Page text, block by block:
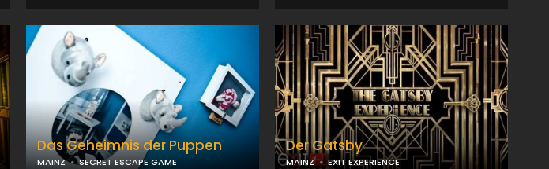
Das Geheimnis der Puppen
MAINZ SECRET ESCAPE GAME
Der Gatsby
MAINZ EXIT EXPERIENCE